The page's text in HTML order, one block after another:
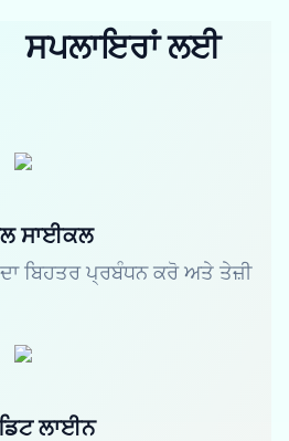
ਸਪਲਾਇਰਾਂ ਲਈ
ਸਾਈਕਲ
ਬਿਹਤਰ ਪ੍ਰਬੰਧਨ ਕਰੋ ਅਤੇ ਤੇਜ਼ੀ
ਲਾਈਨ